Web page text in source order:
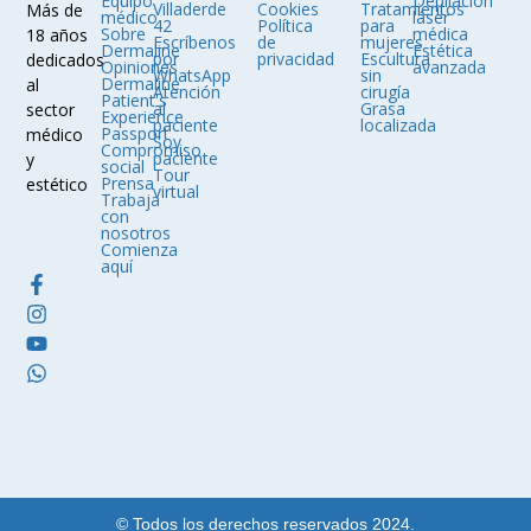
Más de
18 años
dedicados
al
sector
médico
y
estético
láser
médica
Estética
avanzada
Tratamientos
para
mujeres
Escultura
sin
cirugía
Grasa
localizada
Cookies
Política
de
privacidad
Villaderde
42
Escríbenos
por
WhatsApp
Atención
al
paciente
Soy
paciente
Tour
virtual
médico
Sobre
Dermaline
Opiniones
Dermaline
Patient's
Experience
Passport
Compromiso
social
Prensa
Trabaja
con
nosotros
Comienza
aquí
© Todos los derechos reservados 2024.